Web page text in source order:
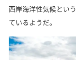
西岸海洋性気候とい
ているようだ。